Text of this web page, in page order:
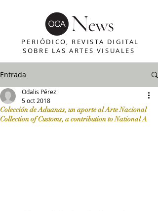
PERIÓDICO, REVISTA DIGITAL
SOBRE LAS ARTES VISUALES
Entrada
Colección de Aduanas, un aporte al Arte Nacional
Collection of Customs, a contribution to National A
Odalis Pérez
5 oct 2018